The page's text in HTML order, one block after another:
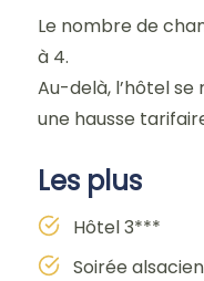
Le nombre de
à 4.
Au-delà, l’hôtel
une hausse
Les plus
Hôtel 3***
Soirée